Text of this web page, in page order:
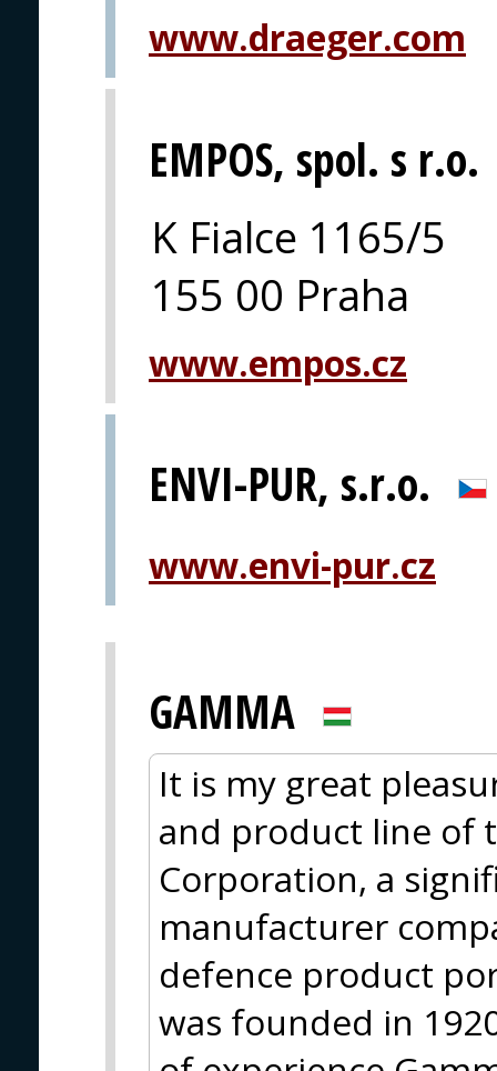
www.draeger.com
EMPOS, spol. s r.o.
K Fialce 1165/5
155 00 Praha
www.empos.cz
ENVI-PUR, s.r.o.
www.envi-pur.cz
GAMMA
It is my great
and product line of
Corporation, a
manufacturer
defence product
was founded in